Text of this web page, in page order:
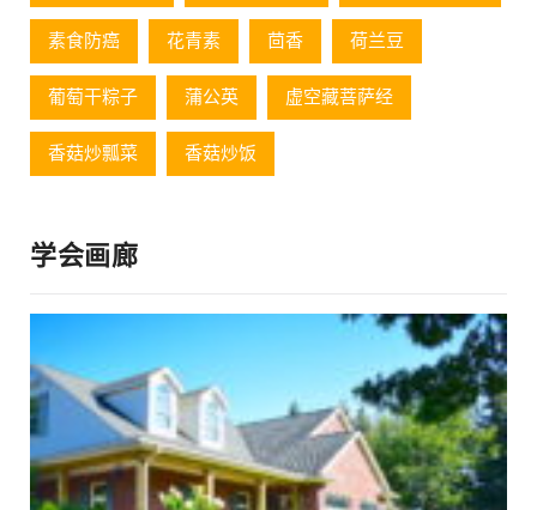
素食防癌 花青素 茴香 荷兰豆
葡萄⼲粽⼦ 蒲公英 虚空藏菩萨经
香菇炒瓢菜 香菇炒饭
学会画廊